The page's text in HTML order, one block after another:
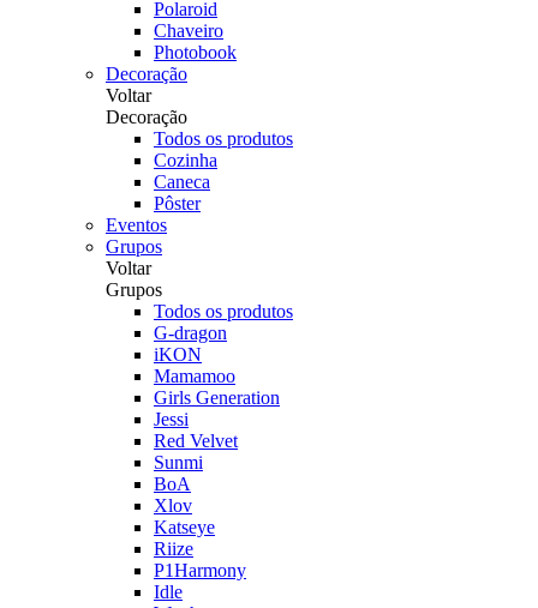
Polaroid
Chaveiro
Photobook
Decoração
Voltar
Decoração
Todos os produtos
Cozinha
Caneca
Pôster
Eventos
Grupos
Voltar
Grupos
Todos os produtos
G-dragon
iKON
Mamamoo
Girls Generation
Jessi
Red Velvet
Sunmi
BoA
Xlov
Katseye
Riize
P1Harmony
Idle